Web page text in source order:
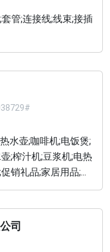
管;连接线;线束;接插
水壶;咖啡机;电饭煲;
;榨汁机;豆浆机;电热
销礼品;家居用品;...
司